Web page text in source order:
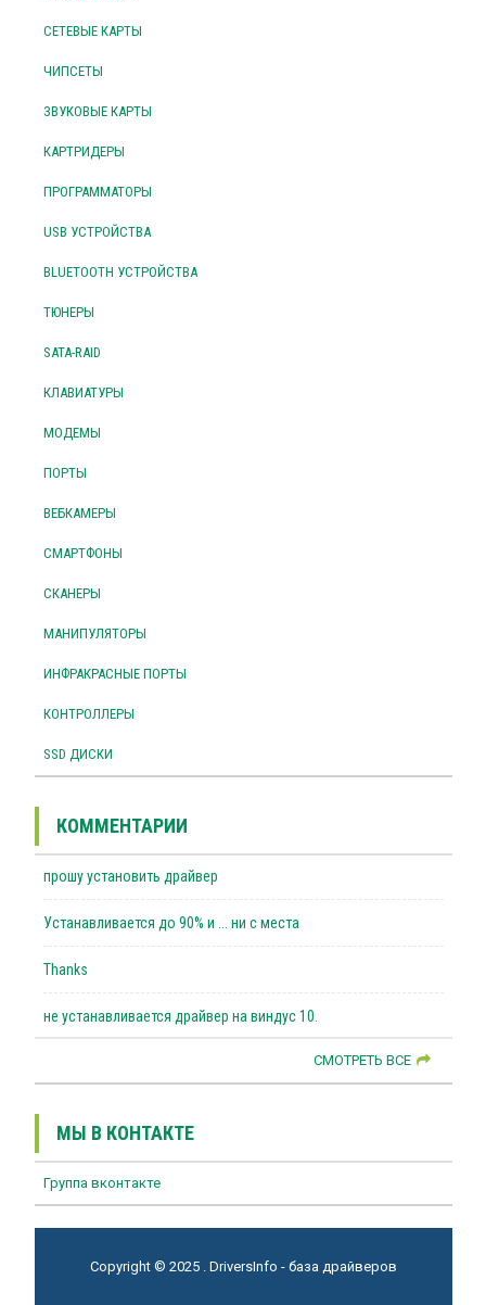
СЕТЕВЫЕ КАРТЫ
ЧИПСЕТЫ
ЗВУКОВЫЕ КАРТЫ
КАРТРИДЕРЫ
ПРОГРАММАТОРЫ
USB УСТРОЙСТВА
BLUETOOTH УСТРОЙСТВА
ТЮНЕРЫ
SATA-RAID
КЛАВИАТУРЫ
МОДЕМЫ
ПОРТЫ
ВЕБКАМЕРЫ
СМАРТФОНЫ
СКАНЕРЫ
МАНИПУЛЯТОРЫ
ИНФРАКРАСНЫЕ ПОРТЫ
КОНТРОЛЛЕРЫ
SSD ДИСКИ
КОММЕНТАРИИ
прошу установить драйвер
Устанавливается до 90% и ... ни с места
Thanks
не устанавливается драйвер на виндус 10.
СМОТРЕТЬ ВСЕ
МЫ В КОНТАКТЕ
Группа вконтакте
Copyright © 2025 . DriversInfo - база драйверов